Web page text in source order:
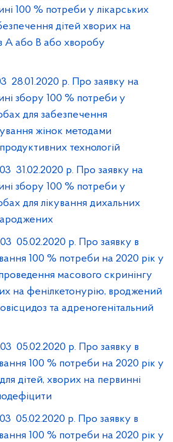
100 % потреби у лікарських
дітей хворих на
А або В або хворобу
28.01.2020 р. Про заявку на
збору 100 % потреби у
для забезпечення
жінок методами
технологій
31.02.2020 р. Про заявку на
збору 100 % потреби у
для лікування дихальних
05.02.2020 р. Про заявку в
100 % потреби на 2020 рік у
масового скринінгу
на фенілкетонурію, вроджений
та адреногенітальний
05.02.2020 р. Про заявку в
100 % потреби на 2020 рік у
дітей, хворих на первинні
05.02.2020 р. Про заявку в
100 % потреби на 2020 рік у